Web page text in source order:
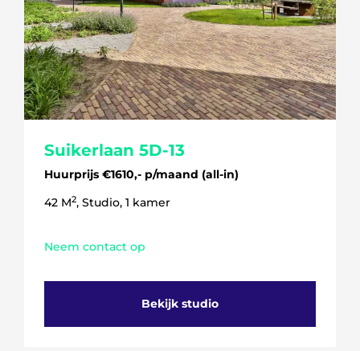
6 kamers
Suikerlaan 5D-13
Huurprijs €1610,- p/maand (all-in)
42 M2, Studio, 1 kamer
Neem contact op
Bekijk studio